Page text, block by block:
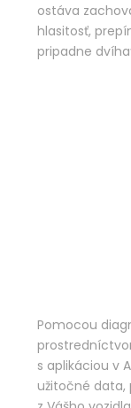
ostáva
hlasitosť,
pripadne
Pomocou
s aplikáciou v
užitočné data,